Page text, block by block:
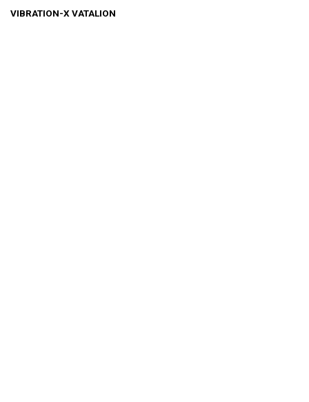
VIBRATION-X VATALION